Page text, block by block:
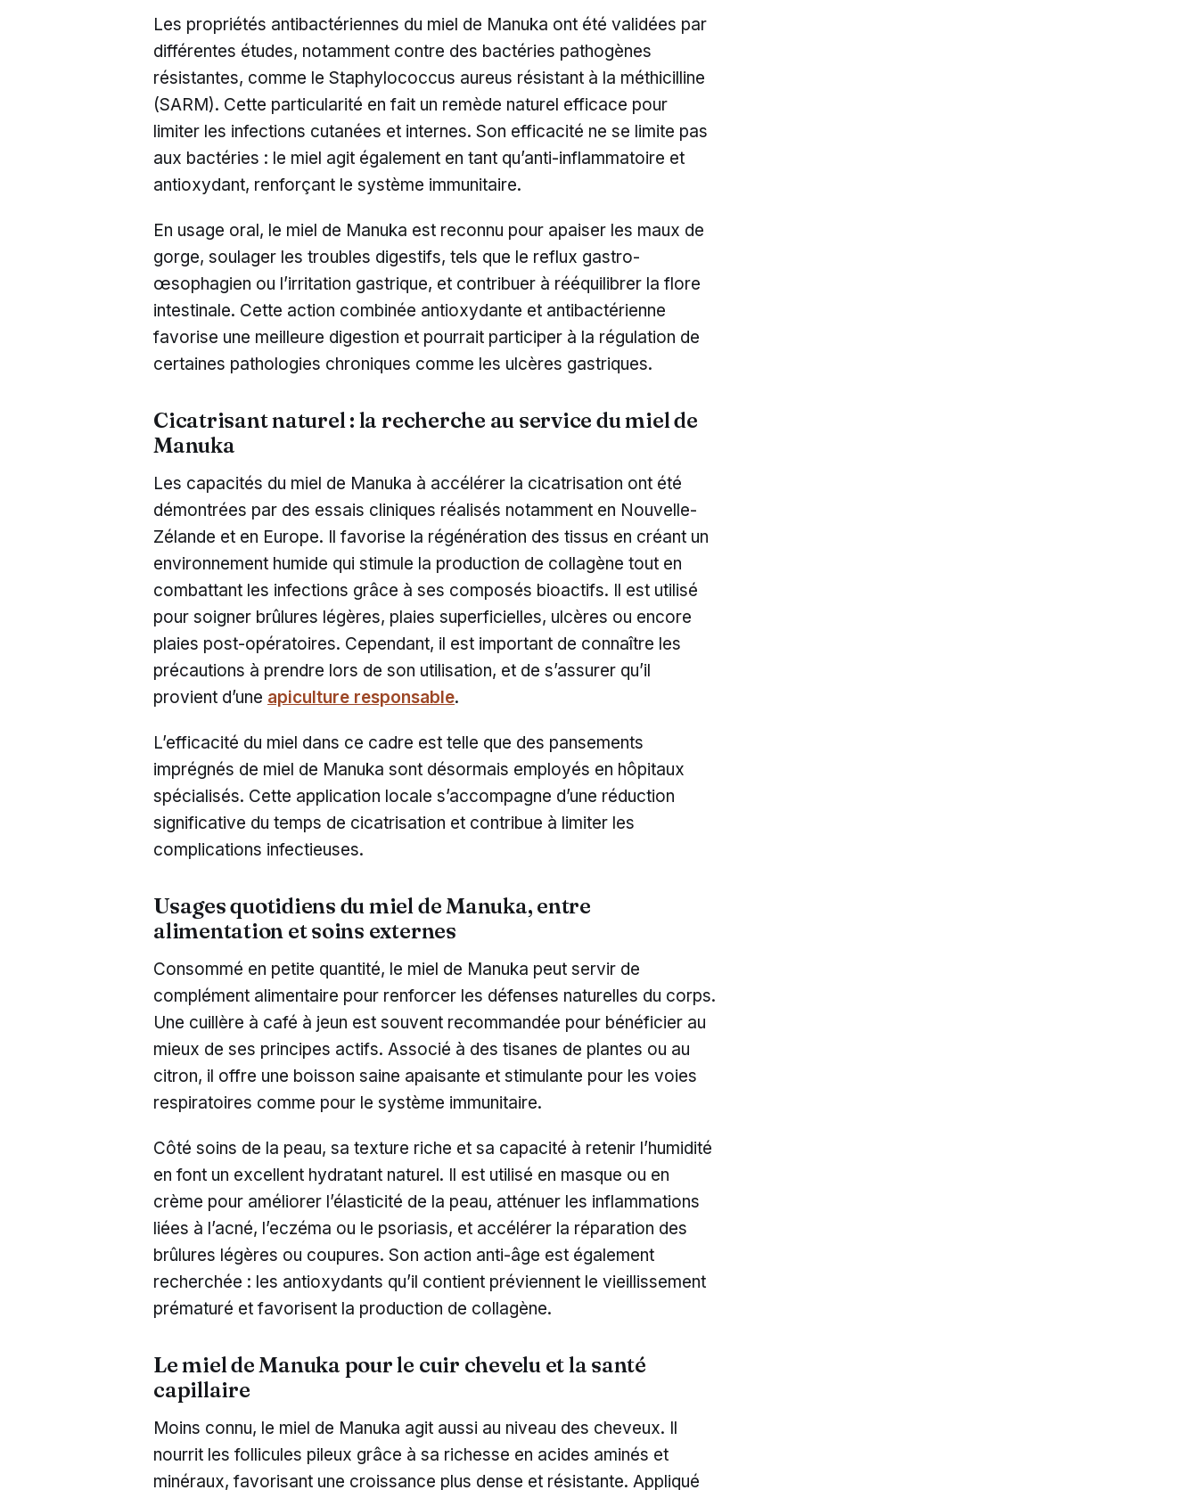
Les propriétés antibactériennes du miel de Manuka ont été validées par
différentes études, notamment contre des bactéries pathogènes
résistantes, comme le Staphylococcus aureus résistant à la méthicilline
(SARM). Cette particularité en fait un remède naturel efficace pour
limiter les infections cutanées et internes. Son efficacité ne se limite pas
aux bactéries : le miel agit également en tant qu’anti-inflammatoire et
antioxydant, renforçant le système immunitaire.
En usage oral, le miel de Manuka est reconnu pour apaiser les maux de
gorge, soulager les troubles digestifs, tels que le reflux gastro-
œsophagien ou l’irritation gastrique, et contribuer à rééquilibrer la flore
intestinale. Cette action combinée antioxydante et antibactérienne
favorise une meilleure digestion et pourrait participer à la régulation de
certaines pathologies chroniques comme les ulcères gastriques.
Cicatrisant naturel : la recherche au service du miel de
Manuka
Les capacités du miel de Manuka à accélérer la cicatrisation ont été
démontrées par des essais cliniques réalisés notamment en Nouvelle-
Zélande et en Europe. Il favorise la régénération des tissus en créant un
environnement humide qui stimule la production de collagène tout en
combattant les infections grâce à ses composés bioactifs. Il est utilisé
pour soigner brûlures légères, plaies superficielles, ulcères ou encore
plaies post-opératoires. Cependant, il est important de connaître les
précautions à prendre lors de son utilisation, et de s’assurer qu’il
provient d’une apiculture responsable.
L’efficacité du miel dans ce cadre est telle que des pansements
imprégnés de miel de Manuka sont désormais employés en hôpitaux
spécialisés. Cette application locale s’accompagne d’une réduction
significative du temps de cicatrisation et contribue à limiter les
complications infectieuses.
Usages quotidiens du miel de Manuka, entre
alimentation et soins externes
Consommé en petite quantité, le miel de Manuka peut servir de
complément alimentaire pour renforcer les défenses naturelles du corps.
Une cuillère à café à jeun est souvent recommandée pour bénéficier au
mieux de ses principes actifs. Associé à des tisanes de plantes ou au
citron, il offre une boisson saine apaisante et stimulante pour les voies
respiratoires comme pour le système immunitaire.
Côté soins de la peau, sa texture riche et sa capacité à retenir l’humidité
en font un excellent hydratant naturel. Il est utilisé en masque ou en
crème pour améliorer l’élasticité de la peau, atténuer les inflammations
liées à l’acné, l’eczéma ou le psoriasis, et accélérer la réparation des
brûlures légères ou coupures. Son action anti-âge est également
recherchée : les antioxydants qu’il contient préviennent le vieillissement
prématuré et favorisent la production de collagène.
Le miel de Manuka pour le cuir chevelu et la santé
capillaire
Moins connu, le miel de Manuka agit aussi au niveau des cheveux. Il
nourrit les follicules pileux grâce à sa richesse en acides aminés et
minéraux, favorisant une croissance plus dense et résistante. Appliqué